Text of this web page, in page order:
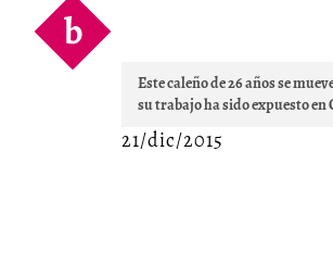
b
Este caleño de 26 años se
su trabajo ha sido expuesto
21/dic/2015